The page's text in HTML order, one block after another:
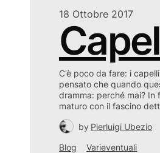
18 Ottobre 2017
C’è poco da fare: i
pensato che quando
dramma: perché mai? In
maturo con il fascino
by Pierluigi Ubezio
Blog
Varieventuali